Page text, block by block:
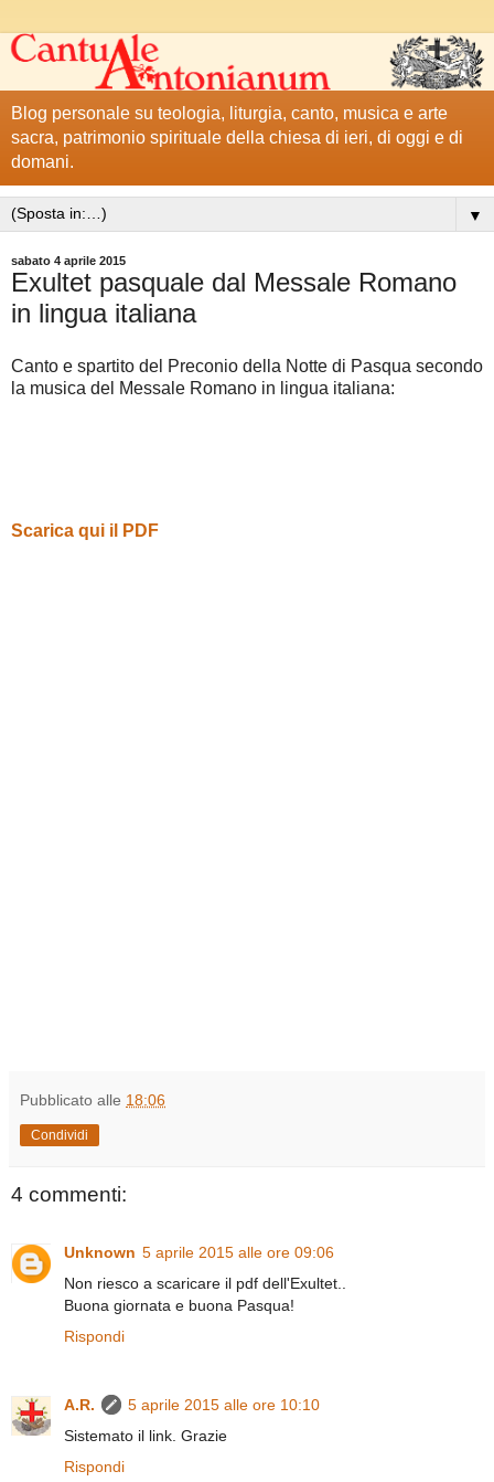
Blog personale su teologia, liturgia, canto, musica e arte
sacra, patrimonio spirituale della chiesa di ieri, di oggi e di
domani.
▼
sabato 4 aprile 2015
Exultet pasquale dal Messale Romano
in lingua italiana
Canto e spartito del Preconio della Notte di Pasqua secondo
la musica del Messale Romano in lingua italiana:
Scarica qui il PDF
Pubblicato alle 18:06
Condividi
4 commenti:
Unknown 5 aprile 2015 alle ore 09:06
Non riesco a scaricare il pdf dell'Exultet..
Buona giornata e buona Pasqua!
Rispondi
A.R.
5 aprile 2015 alle ore 10:10
Sistemato il link. Grazie
Rispondi